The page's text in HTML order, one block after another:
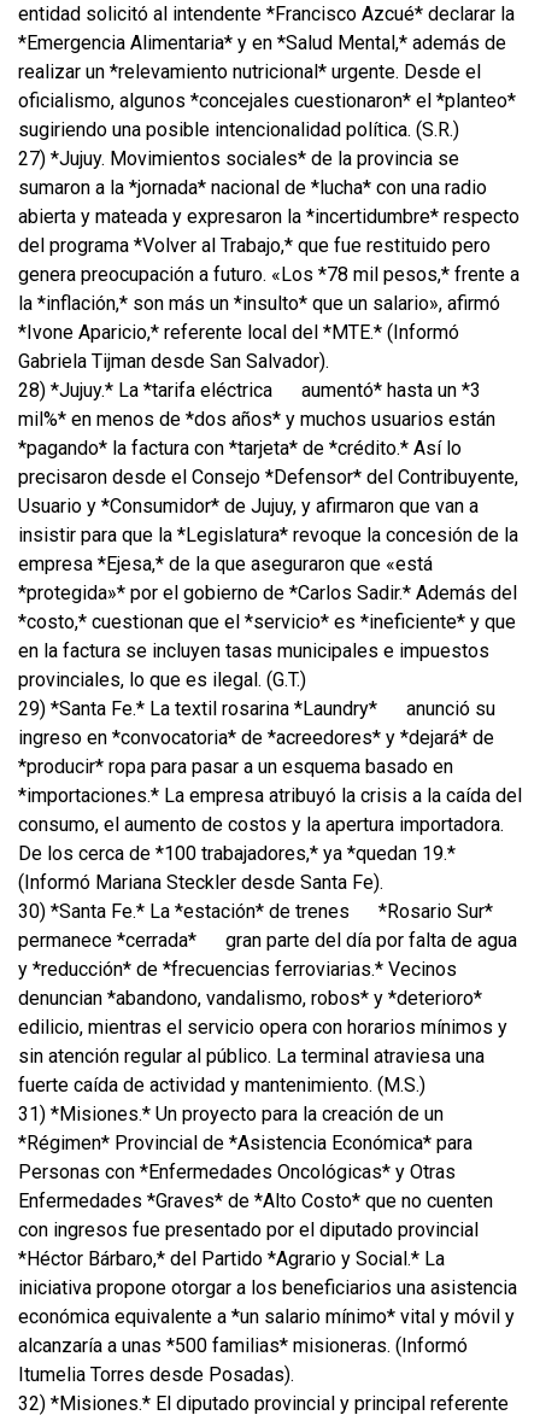
entidad solicitó al intendente *Francisco Azcué* declarar la
*Emergencia Alimentaria* y en *Salud Mental,* además de
realizar un *relevamiento nutricional* urgente. Desde el
oficialismo, algunos *concejales cuestionaron* el *planteo*
sugiriendo una posible intencionalidad política. (S.R.)
27) *Jujuy. Movimientos sociales* de la provincia se
sumaron a la *jornada* nacional de *lucha* con una radio
abierta y mateada y expresaron la *incertidumbre* respecto
del programa *Volver al Trabajo,* que fue restituido pero
genera preocupación a futuro. «Los *78 mil pesos,* frente a
la *inflación,* son más un *insulto* que un salario», afirmó
*Ivone Aparicio,* referente local del *MTE.* (Informó
Gabriela Tijman desde San Salvador).
28) *Jujuy.* La *tarifa eléctrica
aumentó* hasta un *3
mil%* en menos de *dos años* y muchos usuarios están
*pagando* la factura con *tarjeta* de *crédito.* Así lo
precisaron desde el Consejo *Defensor* del Contribuyente,
Usuario y *Consumidor* de Jujuy, y afirmaron que van a
insistir para que la *Legislatura* revoque la concesión de la
empresa *Ejesa,* de la que aseguraron que «está
*protegida»* por el gobierno de *Carlos Sadir.* Además del
*costo,* cuestionan que el *servicio* es *ineficiente* y que
en la factura se incluyen tasas municipales e impuestos
provinciales, lo que es ilegal. (G.T.)
29) *Santa Fe.* La textil rosarina *Laundry*
anunció su
ingreso en *convocatoria* de *acreedores* y *dejará* de
*producir* ropa para pasar a un esquema basado en
*importaciones.* La empresa atribuyó la crisis a la caída del
consumo, el aumento de costos y la apertura importadora.
De los cerca de *100 trabajadores,* ya *quedan 19.*
(Informó Mariana Steckler desde Santa Fe).
30) *Santa Fe.* La *estación* de trenes
*Rosario Sur*
permanece *cerrada*
gran parte del día por falta de agua
y *reducción* de *frecuencias ferroviarias.* Vecinos
denuncian *abandono, vandalismo, robos* y *deterioro*
edilicio, mientras el servicio opera con horarios mínimos y
sin atención regular al público. La terminal atraviesa una
fuerte caída de actividad y mantenimiento. (M.S.)
31) *Misiones.* Un proyecto para la creación de un
*Régimen* Provincial de *Asistencia Económica* para
Personas con *Enfermedades Oncológicas* y Otras
Enfermedades *Graves* de *Alto Costo* que no cuenten
con ingresos fue presentado por el diputado provincial
*Héctor Bárbaro,* del Partido *Agrario y Social.* La
iniciativa propone otorgar a los beneficiarios una asistencia
económica equivalente a *un salario mínimo* vital y móvil y
alcanzaría a unas *500 familias* misioneras. (Informó
Itumelia Torres desde Posadas).
32) *Misiones.* El diputado provincial y principal referente